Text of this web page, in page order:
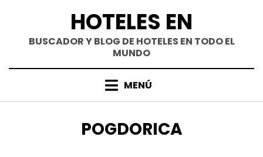
contenido
HOTELES EN
BUSCADOR Y BLOG DE HOTELES EN TODO EL
MUNDO
MENÚ
ETIQUETA
:
POGDORICA